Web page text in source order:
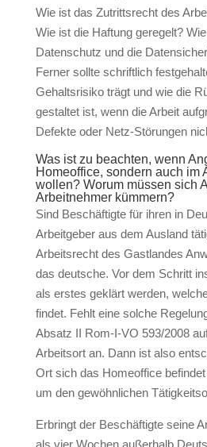
Wie ist das Zutrittsrecht des
Wie ist die Haftung geregelt?
Datenschutz und die
Ferner sollte schriftlich
Gehaltsrisiko trägt und wie die
gestaltet ist, wenn die Arbeit
Defekte oder Netz-Störungen
Was ist zu beachten, wenn
Homeoffice, sondern auch im
wollen? Worum müssen sich
Arbeitnehmer kümmern?
Sind Beschäftigte für ihren in
Arbeitgeber aus dem Ausland
Arbeitsrecht des Gastlandes
das deutsche. Vor dem Schritt
als erstes geklärt werden,
findet. Fehlt eine solche
Absatz II Rom-I-VO 593/2008
Arbeitsort an. Dann ist also
Ort sich das Homeoffice
um den gewöhnlichen
Erbringt der Beschäftigte seine
als vier Wochen außerhalb